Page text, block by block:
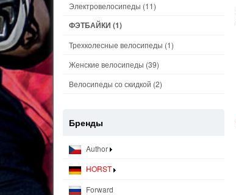
Электровелосипеды (11)
ФЭТБАЙКИ (1)
Трехколесные велосипеды (1)
Женские велосипеды (39)
Велосипеды со скидкой (2)
Бренды
Author
HORST
Forward